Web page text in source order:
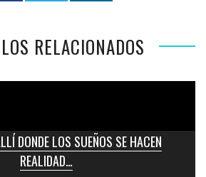
RELACIONADOS
DONDE LOS SUEÑOS SE HACEN
REALIDAD…